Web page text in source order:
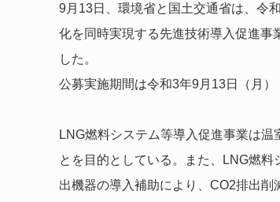
9月13日、環境省と国土交通省は、令
化を同時実現する先進技術導入促進事
した。
公募実施期間は令和3年9月13日（月）
LNG燃料システム等導入促進事業は
とを目的としている。また、LNG燃
出機器の導入補助により、CO2排出